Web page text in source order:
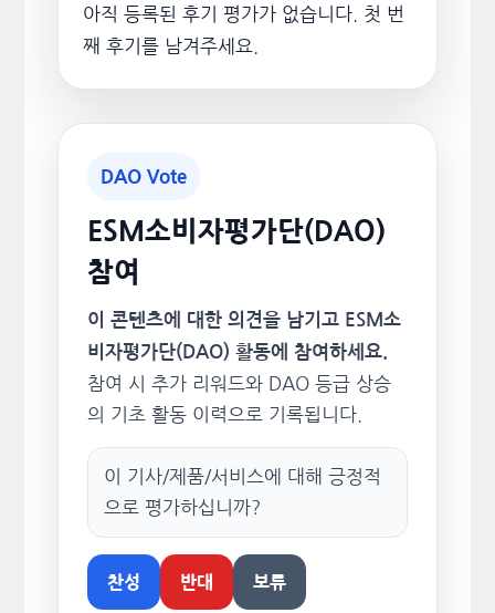
아직 등록된 후기 평가가 없습니다. 첫 번
째 후기를 남겨주세요.
DAO Vote
ESM소비자평가단(DAO)
참여
이 콘텐츠에 대한 의견을 남기고 ESM소
비자평가단(DAO) 활동에 참여하세요.
참여 시 추가 리워드와 DAO 등급 상승
의 기초 활동 이력으로 기록됩니다.
이 기사/제품/서비스에 대해 긍정적
으로 평가하십니까?
찬성 반대 보류